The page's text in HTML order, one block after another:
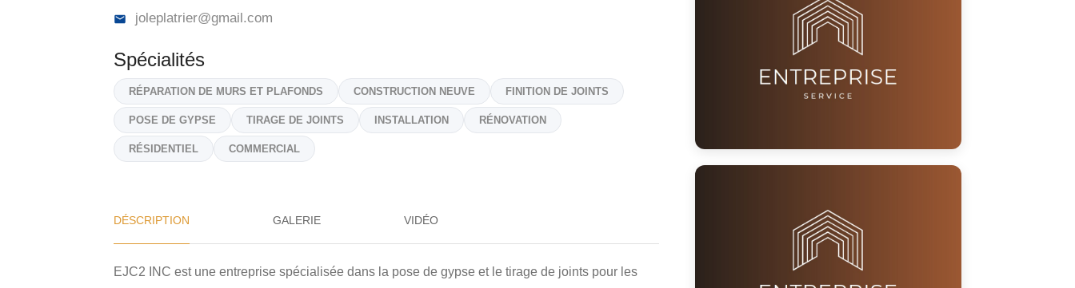
joleplatrier@gmail.com
Spécialités
RÉPARATION DE MURS ET PLAFONDS CONSTRUCTION NEUVE FINITION DE JOINTS
POSE DE GYPSE TIRAGE DE JOINTS INSTALLATION RÉNOVATION
RÉSIDENTIEL COMMERCIAL
DÉSCRIPTION GALERIE VIDÉO
EJC2 INC est une entreprise spécialisée dans la pose de gypse et le tirage de joints pour les